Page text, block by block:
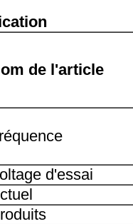
de l'article
d'essai